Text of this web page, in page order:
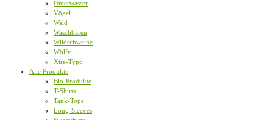
Unterwasser
Vögel
Wald
Waschbären
Wildschweine
Wölfe
Xtra-Typo
Alle Produkte
Bio-Produkte
T-Shirts
Tank-Tops
Long-Sleeves